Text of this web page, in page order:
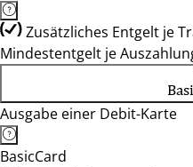
Zusätzliches Entgelt je
Mindestentgelt je
Ausgabe einer Debit-Karte
BasicCard